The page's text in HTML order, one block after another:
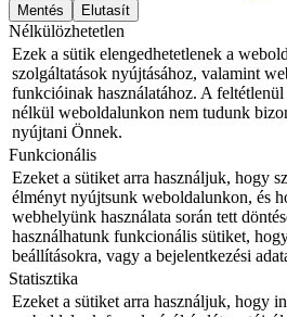
Mentés Elutasít
Nélkülözhetetlen
Ezek a sütik elengedhetetlenek a
szolgáltatások nyújtásához, valamint
funkcióinak használatához. A feltétlenül
nélkül weboldalunkon nem tudunk
nyújtani Önnek.
Funkcionális
Ezeket a sütiket arra használjuk, hogy
élményt nyújtsunk weboldalunkon, és
webhelyünk használata során tett
használhatunk funkcionális sütiket,
beállításokra, vagy a bejelentkezési
Statisztika
Ezeket a sütiket arra használjuk, hogy